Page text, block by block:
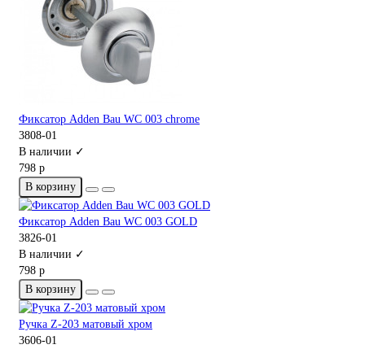
Фиксатор Adden Bau WC 003 chrome
3808-01
В наличии ✓
798 р
В корзину
Фиксатор Adden Bau WC 003 GOLD
3826-01
В наличии ✓
798 р
В корзину
Ручка Z-203 матовый хром
3606-01